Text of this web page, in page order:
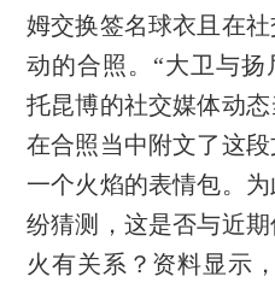
姆交换签名球衣且在
动的合照。“大卫与扬
托昆博的社交媒体动
在合照当中附文了这
一个火焰的表情包。
纷猜测，这是否与近
火有关系？资料显示